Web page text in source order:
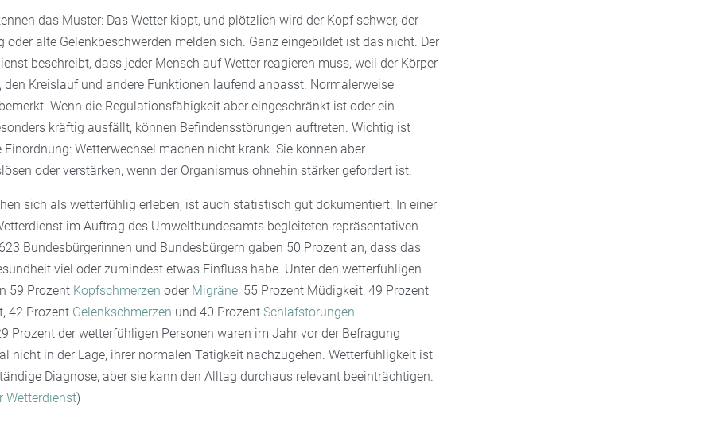
das Muster: Das Wetter kippt, und plötzlich wird der Kopf schwer, der
oder alte Gelenkbeschwerden melden sich. Ganz eingebildet ist das nicht. Der
beschreibt, dass jeder Mensch auf Wetter reagieren muss, weil der Körper
den Kreislauf und andere Funktionen laufend anpasst. Normalerweise
Wenn die Regulationsfähigkeit aber eingeschränkt ist oder ein
kräftig ausfällt, können Befindensstörungen auftreten. Wichtig ist
Wetterwechsel machen nicht krank. Sie können aber
oder verstärken, wenn der Organismus ohnehin stärker gefordert ist.
sich als wetterfühlig erleben, ist auch statistisch gut dokumentiert. In einer
im Auftrag des Umweltbundesamts begleiteten repräsentativen
Bundesbürgerinnen und Bundesbürgern gaben 50 Prozent an, dass das
viel oder zumindest etwas Einfluss habe. Unter den wetterfühligen
59 Prozent Kopfschmerzen oder Migräne, 55 Prozent Müdigkeit, 49 Prozent
42 Prozent Gelenkschmerzen und 40 Prozent Schlafstörungen.
Prozent der wetterfühligen Personen waren im Jahr vor der Befragung
nicht in der Lage, ihrer normalen Tätigkeit nachzugehen. Wetterfühligkeit ist
Diagnose, aber sie kann den Alltag durchaus relevant beeinträchtigen.
Wetterdienst)